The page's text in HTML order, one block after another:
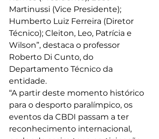
Martinussi (Vice Presidente);
Humberto Luiz Ferreira (Diretor
Técnico); Cleiton, Leo, Patrícia e
Wilson”, destaca o professor
Roberto Di Cunto, do
Departamento Técnico da
entidade.
“A partir deste momento histórico
para o desporto paralímpico, os
eventos da CBDI passam a ter
reconhecimento internacional,